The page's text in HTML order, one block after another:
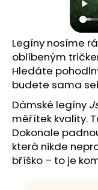
Legíny nosíme
oblíbeným
Hledáte
budete sama
Dámské legíny
měřítek kvality.
Dokonale
která nikde
bříško – to je